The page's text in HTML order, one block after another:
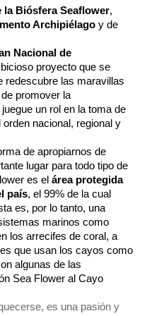
la Biósfera Seaflower,
Archipiélago y de
Nacional de
proyecto que se
redescubre las maravillas
promover la
un rol en la toma de
nacional, regional y
de apropiarnos de
lugar para todo tipo de
es el área protegida
país, el 99% de la cual
es, por lo tanto, una
marinos como
los arrecifes de coral, a
que usan los cayos como
algunas de las
Sea Flower al Cayo
es una pasión y